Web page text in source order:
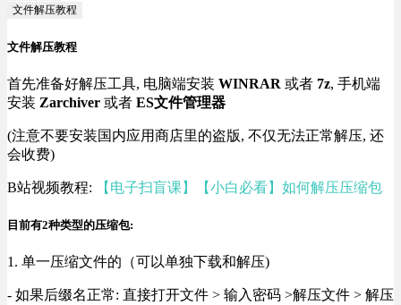
文件解压教程
文件解压教程
首先准备好解压工具, 电脑端安装 WINRAR 或者 7z, 手机端
安装 Zarchiver 或者 ES文件管理器
(注意不要安装国内应用商店里的盗版, 不仅无法正常解压, 还
会收费)
B站视频教程: 【电子扫盲课】【小白必看】如何解压压缩包
目前有2种类型的压缩包:
1. 单一压缩文件的（可以单独下载和解压)
- 如果后缀名正常: 直接打开文件 > 输入密码 >解压文件 > 解压